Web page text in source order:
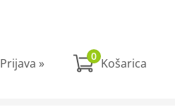
Prijava » 0